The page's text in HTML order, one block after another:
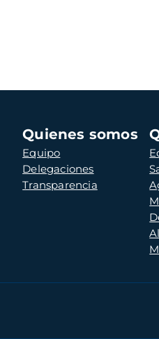
Navegación
principal
Quienes somos
Equipo
Delegaciones
Transparencia